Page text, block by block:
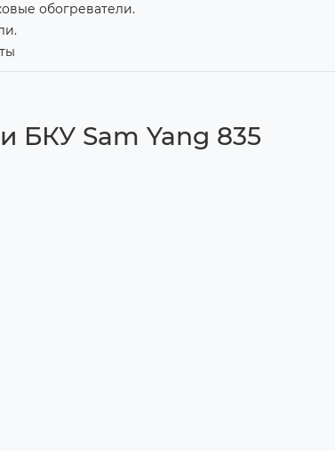
обогреватели.
БКУ Sam Yang 835